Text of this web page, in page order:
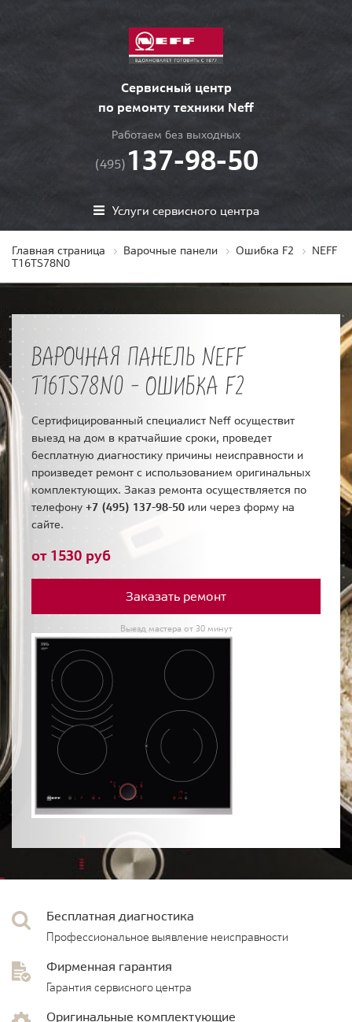
Сервисный центр
по ремонту техники Neff
Работаем без выходных
(495) 137-98-50
Услуги сервисного центра
Главная страница Варочные панели Ошибка F2
NEFF
T16TS78N0
ВАРОЧНАЯ ПАНЕЛЬ NEFF
T16TS78N0 - ОШИБКА F2
Сертифицированный специалист Neff осуществит
выезд на дом в кратчайшие сроки, проведет
бесплатную диагностику причины неисправности и
произведет ремонт с использованием оригинальных
комплектующих. Заказ ремонта осуществляется по
телефону +7 (495) 137-98-50 или через форму на
сайте.
от 1530 руб
Заказать ремонт
Выезд мастера от 30 минут
Бесплатная диагностика
Профессиональное выявление неисправности
Фирменная гарантия
Гарантия сервисного центра
Оригинальные комплектующие